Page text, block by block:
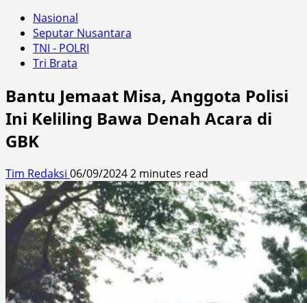
Nasional
Seputar Nusantara
TNI - POLRI
Tri Brata
Bantu Jemaat Misa, Anggota Polisi
Ini Keliling Bawa Denah Acara di
GBK
Tim Redaksi 06/09/20242 minutes read